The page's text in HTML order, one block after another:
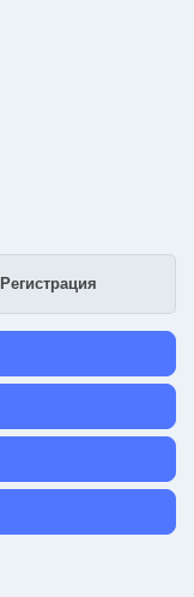
Регистрация